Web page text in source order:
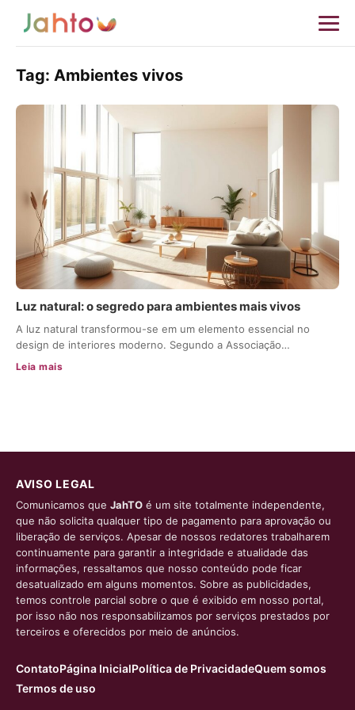
Tag: Ambientes vivos
Luz natural: o segredo para ambientes mais vivos
A luz natural transformou-se em um elemento essencial no
design de interiores moderno. Segundo a Associação…
Leia mais
AVISO LEGAL
Comunicamos que JahTO é um site totalmente independente,
que não solicita qualquer tipo de pagamento para aprovação ou
liberação de serviços. Apesar de nossos redatores trabalharem
continuamente para garantir a integridade e atualidade das
informações, ressaltamos que nosso conteúdo pode ficar
desatualizado em alguns momentos. Sobre as publicidades,
temos controle parcial sobre o que é exibido em nosso portal,
por isso não nos responsabilizamos por serviços prestados por
terceiros e oferecidos por meio de anúncios.
ContatoPágina InicialPolítica de PrivacidadeQuem somos
Termos de uso